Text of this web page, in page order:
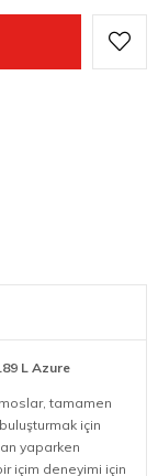
L Azure
tamamen
için
yaparken
içim deneyimi için